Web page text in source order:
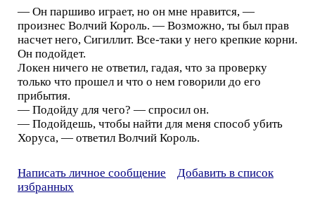
— Он паршиво играет, но он мне нравится, —
произнес Волчий Король. — Возможно, ты был прав
насчет него, Сигиллит. Все-таки у него крепкие корни.
Он подойдет.
Локен ничего не ответил, гадая, что за проверку
только что прошел и что о нем говорили до его
прибытия.
— Подойду для чего? — спросил он.
— Подойдешь, чтобы найти для меня способ убить
Хоруса, — ответил Волчий Король.
Написать личное сообщение
Добавить в список
избранных